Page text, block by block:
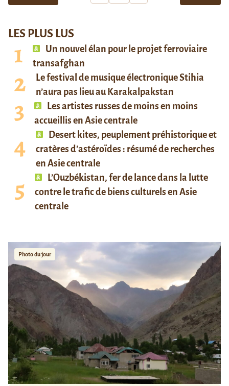
LES PLUS LUS
Un nouvel élan pour le projet ferroviaire
transafghan
Le festival de musique électronique Stihia
n’aura pas lieu au Karakalpakstan
Les artistes russes de moins en moins
accueillis en Asie centrale
Desert kites, peuplement préhistorique et
cratères d’astéroïdes : résumé de recherches
en Asie centrale
L’Ouzbékistan, fer de lance dans la lutte
contre le trafic de biens culturels en Asie
centrale
Photo du jour